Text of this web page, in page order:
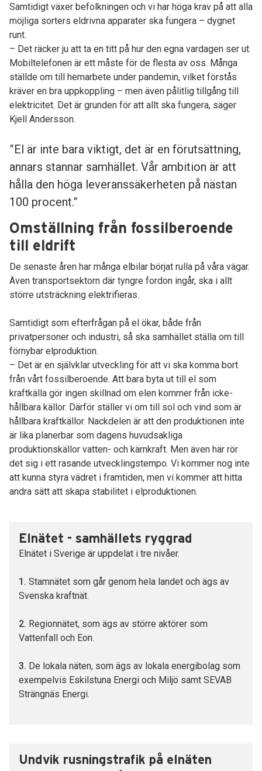
Samtidigt växer befolkningen och vi har höga krav på att alla
möjliga sorters eldrivna apparater ska fungera – dygnet
runt.
– Det räcker ju att ta en titt på hur den egna vardagen ser ut.
Mobiltelefonen är ett måste för de flesta av oss. Många
ställde om till hemarbete under pandemin, vilket förstås
kräver en bra uppkoppling – men även pålitlig tillgång till
elektricitet. Det är grunden för att allt ska fungera, säger
Kjell Andersson.
”El är inte bara viktigt, det är en förutsättning,
annars stannar samhället. Vår ambition är att
hålla den höga leveranssäkerheten på nästan
100 procent.”
Omställning från fossilberoende
till eldrift
De senaste åren har många elbilar börjat rulla på våra vägar.
Även transportsektorn där tyngre fordon ingår, ska i allt
större utsträckning elektrifieras.
Samtidigt som efterfrågan på el ökar, både från
privatpersoner och industri, så ska samhället ställa om till
förnybar elproduktion.
– Det är en självklar utveckling för att vi ska komma bort
från vårt fossilberoende. Att bara byta ut till el som
kraftkälla gör ingen skillnad om elen kommer från icke-
hållbara källor. Därför ställer vi om till sol och vind som är
hållbara kraftkällor. Nackdelen är att den produktionen inte
är lika planerbar som dagens huvudsakliga
produktionskällor vatten- och kärnkraft. Men även här rör
det sig i ett rasande utvecklingstempo. Vi kommer nog inte
att kunna styra vädret i framtiden, men vi kommer att hitta
andra sätt att skapa stabilitet i elproduktionen.
Elnätet - samhällets ryggrad
Elnätet i Sverige är uppdelat i tre nivåer.
1. Stamnätet som går genom hela landet och ägs av
Svenska kraftnät.
2. Regionnätet, som ägs av större aktörer som
Vattenfall och Eon.
3. De lokala näten, som ägs av lokala energibolag som
exempelvis Eskilstuna Energi och Miljö samt SEVAB
Strängnäs Energi.
Undvik rusningstrafik på elnäten